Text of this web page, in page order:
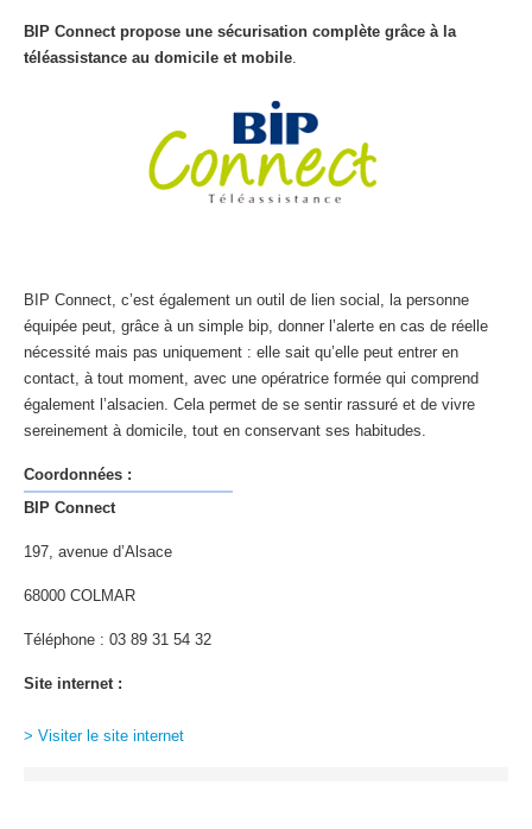
BIP Connect propose une sécurisation complète grâce à la
téléassistance au domicile et mobile.
BIP Connect, c’est également un outil de lien social, la personne
équipée peut, grâce à un simple bip, donner l’alerte en cas de réelle
nécessité mais pas uniquement : elle sait qu’elle peut entrer en
contact, à tout moment, avec une opératrice formée qui comprend
également l’alsacien. Cela permet de se sentir rassuré et de vivre
sereinement à domicile, tout en conservant ses habitudes.
Coordonnées :
BIP Connect
197, avenue d’Alsace
68000 COLMAR
Téléphone : 03 89 31 54 32
Site internet :
> Visiter le site internet